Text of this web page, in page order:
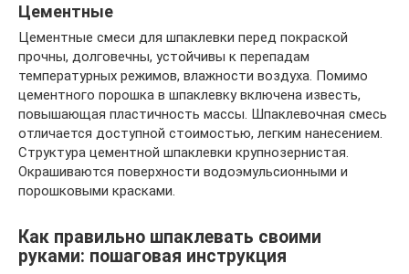
Цементные
Цементные смеси для шпаклевки перед покраской
прочны, долговечны, устойчивы к перепадам
температурных режимов, влажности воздуха. Помимо
цементного порошка в шпаклевку включена известь,
повышающая пластичность массы. Шпаклевочная смесь
отличается доступной стоимостью, легким нанесением.
Структура цементной шпаклевки крупнозернистая.
Окрашиваются поверхности водоэмульсионными и
порошковыми красками.
Как правильно шпаклевать своими
руками: пошаговая инструкция